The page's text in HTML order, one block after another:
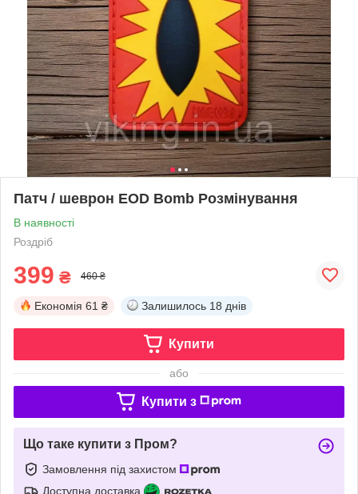
Патч / шеврон EOD Bomb Розмінування
В наявності
Роздріб
399 ₴ 460 ₴
Економія 61 ₴ Залишилось 18 днів
Купити
або
Купити з
Що таке купити з Пром?
Замовлення під захистом
Доступна доставка